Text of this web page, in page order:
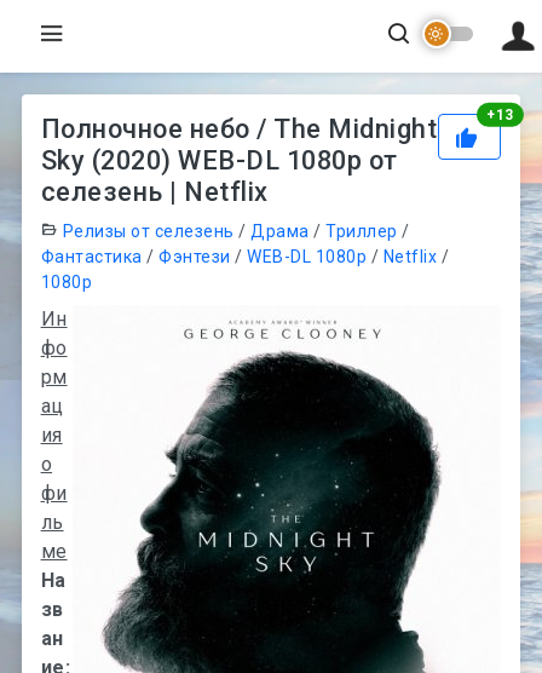
+13
Полночное небо / The Midnight
Sky (2020) WEB-DL 1080p от
селезень | Netflix
Релизы от селезень / Драма /Триллер /
Фантастика /Фэнтези /WEB-DL 1080p / Netflix /
1080p
Ин
фо
рм
ац
ия
о
фи
ль
ме
На
зв
ан
ие: